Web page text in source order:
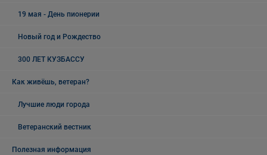
19 мая - День пионерии
Новый год и Рождество
300 ЛЕТ КУЗБАССУ
Как живёшь, ветеран?
Лучшие люди города
Ветеранский вестник
Полезная информация